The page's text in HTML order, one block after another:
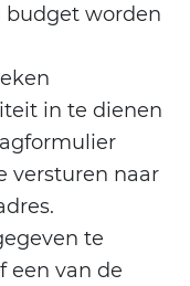
budget worden
in te dienen
versturen naar
te
een van de